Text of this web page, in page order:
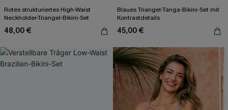
Rotes strukturiertes High-Waist
Neckholder-Triangel-Bikini-Set
48,00 €
Blaues Triangel-Tanga-Bikini-Set mit
Kontrastdetails
45,00 €